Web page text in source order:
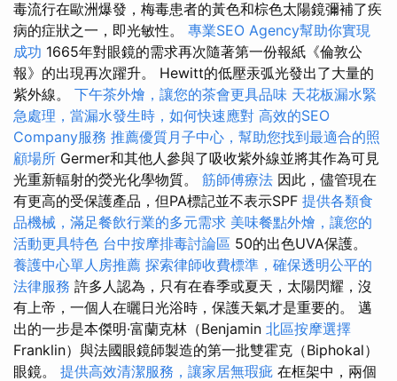
毒流行在歐洲爆發，梅毒患者的黃色和棕色太陽鏡彌補了疾
病的症狀之一，即光敏性。 專業SEO Agency幫助你實現
成功 1665年對眼鏡的需求再次隨著第一份報紙《倫敦公
報》的出現再次躍升。 Hewitt的低壓汞弧光發出了大量的
紫外線。 下午茶外燴，讓您的茶會更具品味 天花板漏水緊
急處理，當漏水發生時，如何快速應對 高效的SEO
Company服務 推薦優質月子中心，幫助您找到最適合的照
顧場所 Germer和其他人參與了吸收紫外線並將其作為可見
光重新輻射的熒光化學物質。 筋師傅療法 因此，儘管現在
有更高的受保護產品，但PA標記並不表示SPF 提供各類食
品機械，滿足餐飲行業的多元需求 美味餐點外燴，讓您的
活動更具特色 台中按摩排毒討論區 50的出色UVA保護。
養護中心單人房推薦 探索律師收費標準，確保透明公平的
法律服務 許多人認為，只有在春季或夏天，太陽閃耀，沒
有上帝，一個人在曬日光浴時，保護天氣才是重要的。 邁
出的一步是本傑明·富蘭克林（Benjamin 北區按摩選擇
Franklin）與法國眼鏡師製造的第一批雙霍克（Biphokal）
眼鏡。 提供高效清潔服務，讓家居無瑕疵 在框架中，兩個